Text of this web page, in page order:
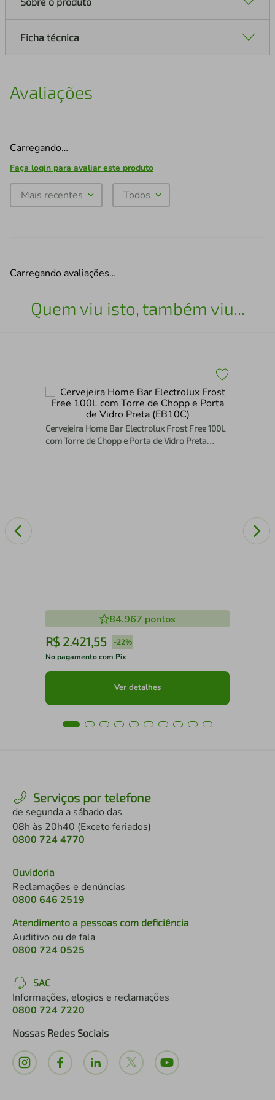
Ficha técnica
Avaliações
Carregando…
Faça login para avaliar este produto
Mais recentes Todos
Carregando avaliações…
Quem viu isto, também viu...
Cervejeira Home Bar Electrolux Frost Free 100L
com Torre de Chopp e Porta de Vidro Preta
84.967 pontos
R$ 2.421,55 -22%
No pagamento com Pix
Ver detalhes
Serviços por telefone
de segunda a sábado das
08h às 20h40 (Exceto feriados)
0800 724 4770
Ouvidoria
Reclamações e denúncias
0800 646 2519
Atendimento a pessoas com deficiência
Auditivo ou de fala
0800 724 0525
SAC
Informações, elogios e reclamações
0800 724 7220
Nossas Redes Sociais